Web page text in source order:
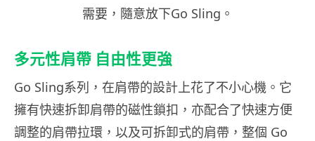
需要，隨意放下Go Sling。
多元性肩帶 自由性更強
Go Sling系列，在肩帶的設計上花了不小心機。它
擁有快速拆卸肩帶的磁性鎖扣，亦配合了快速方便
調整的肩帶拉環，以及可拆卸式的肩帶，整個 Go